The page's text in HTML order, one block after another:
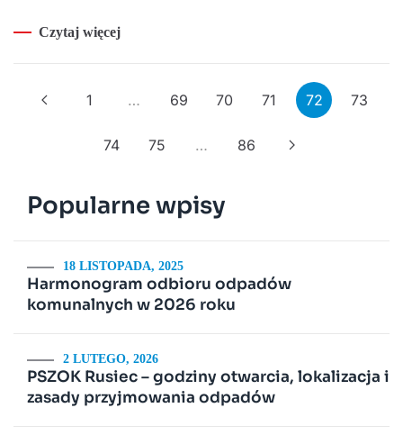
Czytaj więcej
1 … 69 70 71 72 73
74 75 … 86
Popularne wpisy
18 LISTOPADA, 2025
Harmonogram odbioru odpadów
komunalnych w 2026 roku
2 LUTEGO, 2026
PSZOK Rusiec – godziny otwarcia, lokalizacja i
zasady przyjmowania odpadów